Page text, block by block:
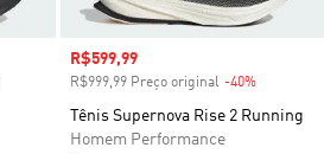
Preço com desconto
R$599,99
R$999,99 Preço original -40%
Tênis Supernova Rise 2 Running
Homem Performance